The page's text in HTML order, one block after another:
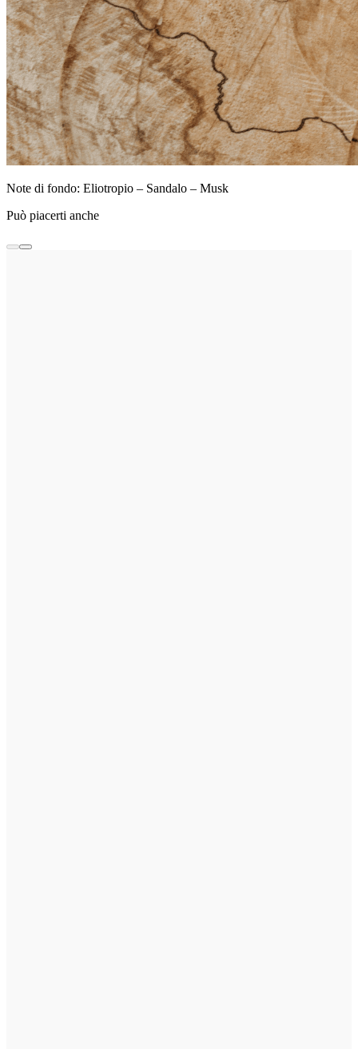
Note di fondo: Eliotropio – Sandalo – Musk
Può piacerti anche